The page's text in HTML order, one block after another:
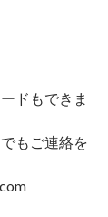
ドもできま
もご連絡を